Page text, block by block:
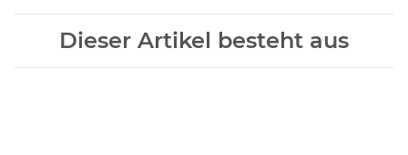
Dieser Artikel besteht aus